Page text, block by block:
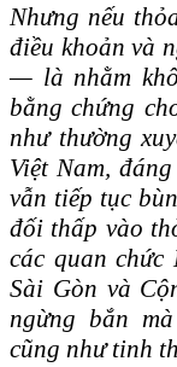
Nhưng nếu
điều khoản và
— là nhằm
bằng chứng
như thường
Việt Nam,
vẫn tiếp tục
đối thấp vào
các quan
Sài Gòn và
ngừng bắn
cũng như tinh